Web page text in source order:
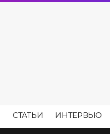
СТАТЬИ ИНТЕРВЬЮ